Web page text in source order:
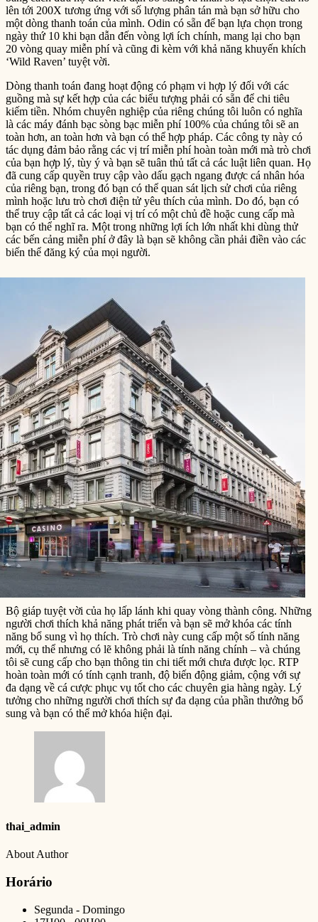
lên tới 200X tương ứng với số lượng phân tán mà bạn sở hữu cho
một dòng thanh toán của mình. Odin có sẵn để bạn lựa chọn trong
ngày thứ 10 khi bạn dẫn đến vòng lợi ích chính, mang lại cho bạn
20 vòng quay miễn phí và cũng đi kèm với khả năng khuyến khích
‘Wild Raven’ tuyệt vời.
Dòng thanh toán đang hoạt động có phạm vi hợp lý đối với các
guồng mà sự kết hợp của các biểu tượng phải có sẵn để chi tiêu
kiếm tiền. Nhóm chuyên nghiệp của riêng chúng tôi luôn có nghĩa
là các máy đánh bạc sòng bạc miễn phí 100% của chúng tôi sẽ an
toàn hơn, an toàn hơn và bạn có thể hợp pháp. Các công ty này có
tác dụng đảm bảo rằng các vị trí miễn phí hoàn toàn mới mà trò chơi
của bạn hợp lý, tùy ý và bạn sẽ tuân thủ tất cả các luật liên quan. Họ
đã cung cấp quyền truy cập vào dấu gạch ngang được cá nhân hóa
của riêng bạn, trong đó bạn có thể quan sát lịch sử chơi của riêng
mình hoặc lưu trò chơi điện tử yêu thích của mình. Do đó, bạn có
thể truy cập tất cả các loại vị trí có một chủ đề hoặc cung cấp mà
bạn có thể nghĩ ra. Một trong những lợi ích lớn nhất khi dùng thử
các bến cảng miễn phí ở đây là bạn sẽ không cần phải điền vào các
biến thể đăng ký của mọi người.
Bộ giáp tuyệt vời của họ lấp lánh khi quay vòng thành công. Những
người chơi thích khả năng phát triển và bạn sẽ mở khóa các tính
năng bổ sung vì họ thích. Trò chơi này cung cấp một số tính năng
mới, cụ thể nhưng có lẽ không phải là tính năng chính – và chúng
tôi sẽ cung cấp cho bạn thông tin chi tiết mới chưa được lọc. RTP
hoàn toàn mới có tính cạnh tranh, độ biến động giảm, cộng với sự
đa dạng về cá cược phục vụ tốt cho các chuyên gia hàng ngày. Lý
tưởng cho những người chơi thích sự đa dạng của phần thưởng bổ
sung và bạn có thể mở khóa hiện đại.
thai_admin
About Author
Horário
Segunda - Domingo